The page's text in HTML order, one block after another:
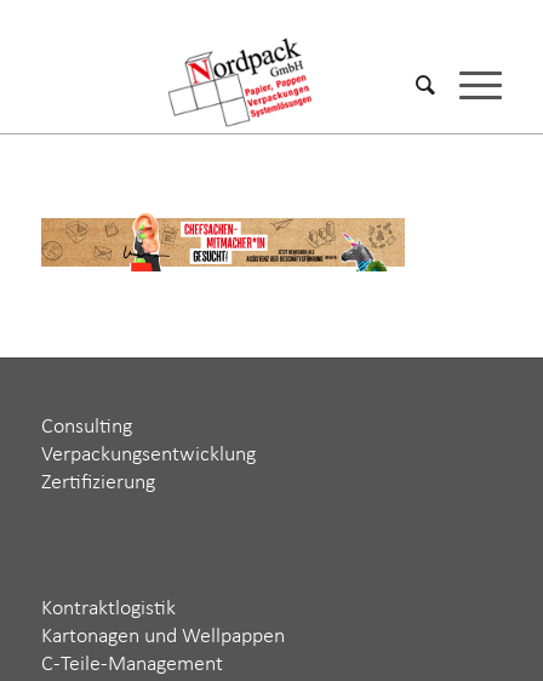
Consulting
Verpackungsentwicklung
Zertifizierung
Kontraktlogistik
Kartonagen und Wellpappen
C-Teile-Management